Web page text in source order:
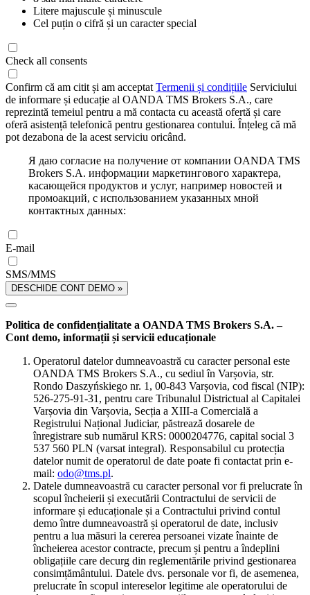
Litere majuscule și minuscule
Cel puțin o cifră și un caracter special
Check all consents
Confirm că am citit și am acceptat Termenii și condițiile Serviciului
de informare și educație al OANDA TMS Brokers S.A., care
reprezintă temeiul pentru a mă contacta cu această ofertă și care
oferă asistență telefonică pentru gestionarea contului. Înțeleg că mă
pot dezabona de la acest serviciu oricând.
Я даю согласие на получение от компании OANDA TMS
Brokers S.A. информации маркетингового характера,
касающейся продуктов и услуг, например новостей и
промоакций, с использованием указанных мной
контактных данных:
E-mail
SMS/MMS
DESCHIDE CONT DEMO »
Politica de confidențialitate a OANDA TMS Brokers S.A. –
Cont demo, informații și servicii educaționale
Operatorul datelor dumneavoastră cu caracter personal este
OANDA TMS Brokers S.A., cu sediul în Varșovia, str.
Rondo Daszyńskiego nr. 1, 00-843 Varșovia, cod fiscal (NIP):
526-275-91-31, pentru care Tribunalul Districtual al Capitalei
Varșovia din Varșovia, Secția a XIII-a Comercială a
Registrului Național Judiciar, păstrează dosarele de
înregistrare sub numărul KRS: 0000204776, capital social 3
537 560 PLN (varsat integral). Responsabilul cu protecția
datelor numit de operatorul de date poate fi contactat prin e-
mail: odo@tms.pl.
Datele dumneavoastră cu caracter personal vor fi prelucrate în
scopul încheierii și executării Contractului de servicii de
informare și educaționale și a Contractului privind contul
demo între dumneavoastră și operatorul de date, inclusiv
pentru a lua măsuri la cererea persoanei vizate înainte de
încheierea acestor contracte, precum și pentru a îndeplini
obligațiile care decurg din reglementările privind gestionarea
consimțământului. Datele dvs. personale vor fi, de asemenea,
prelucrate în scopul intereselor legitime ale operatorului de